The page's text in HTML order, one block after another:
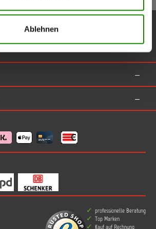
Ablehnen
professionelle Beratung
Top Marken
Kauf auf Rechnung